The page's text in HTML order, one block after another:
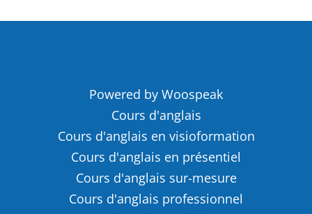
Powered by Woospeak
Cours d'anglais
Cours d'anglais en visioformation
Cours d'anglais en présentiel
Cours d'anglais sur-mesure
Cours d'anglais professionnel